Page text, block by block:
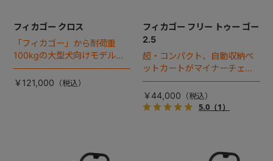
フィカゴー クロス
「フィカゴー」から耐荷重
100kgの大型犬向けモデルが
登場。
￥121,000
フィカゴー フリー トゥー ゴー
2.5
超・コンパクト、自動収納ペ
ットカートがマイナーチェン
ジ！
￥44,000
5.0（1）